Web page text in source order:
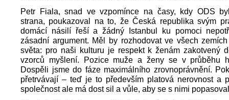
Petr Fiala, snad ve vzpomínce na časy, kdy ODS
strana, poukazoval na to, že Česká republika svým
domácí násilí řeší a žádný Istanbul ku pomoci
zásadní argument. Měl by rozhodovat ve všech
světa: pro naši kulturu je respekt k ženám zakotvený
vzorců myšlení. Pozice muže a ženy se v průběhu
Dospěli jsme do fáze maximálního zrovnoprávnění.
přetrvávají – teď je to především platová nerovnost a
společnost ale má dost sil a vůle, aby se s nimi